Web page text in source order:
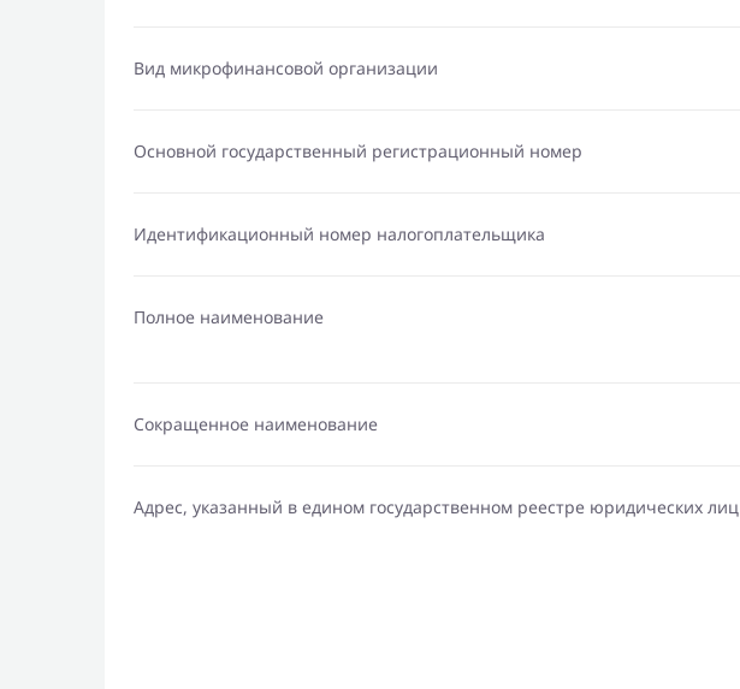
Вид микрофинансовой организации
Основной государственный регистрационный номер
Идентификационный номер налогоплательщика
Полное наименование
Сокращенное наименование
Адрес, указанный в едином государственном реестре юридических лиц